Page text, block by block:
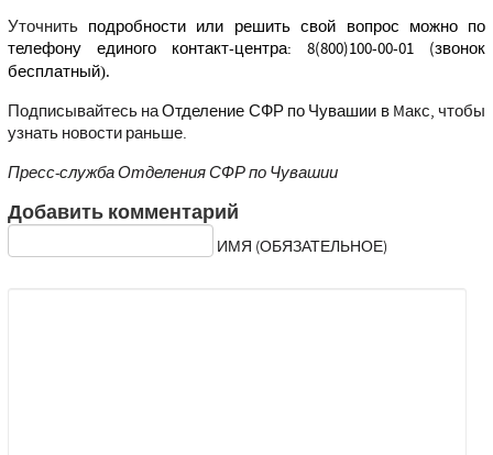
Уточнить подробности или решить свой вопрос можно по
телефону единого контакт-центра: 8(800)100-00-01 (звонок
бесплатный).
Подписывайтесь наОтделение СФР по Чувашии в Mакс, чтобы
узнать новости раньше.
Пресс-служба Отделения СФР по Чувашии
Добавить комментарий
ИМЯ (ОБЯЗАТЕЛЬНОЕ)